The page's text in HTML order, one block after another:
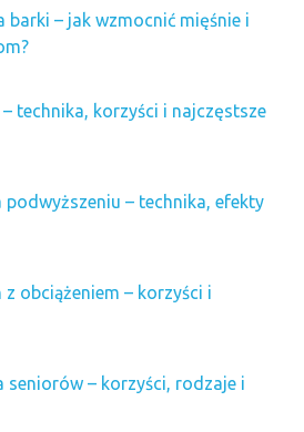
barki – jak wzmocnić mięśnie i
technika, korzyści i najczęstsze
podwyższeniu – technika, efekty
obciążeniem – korzyści i
seniorów – korzyści, rodzaje i